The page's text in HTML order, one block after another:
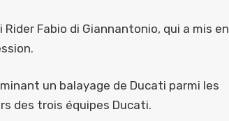
Fabio di Giannantonio, qui a mis en
un balayage de Ducati parmi les
des trois équipes Ducati.